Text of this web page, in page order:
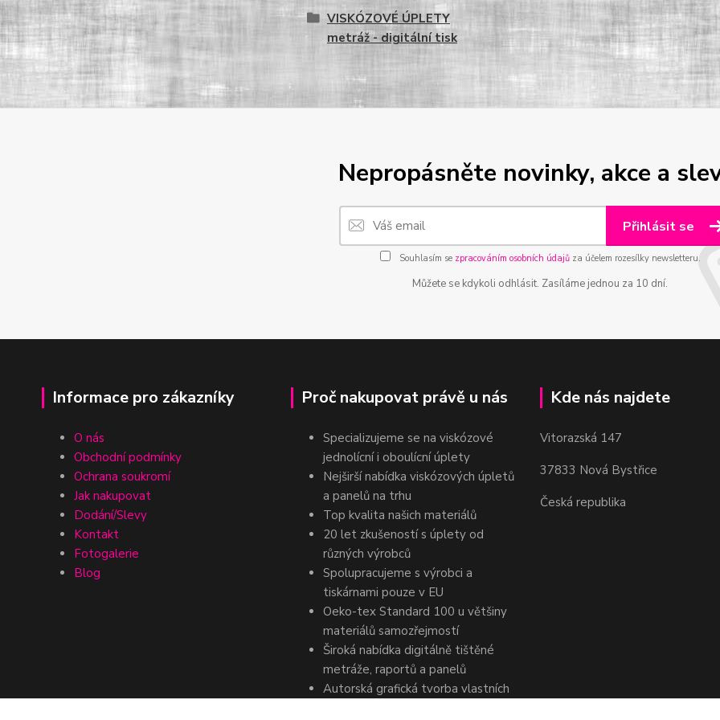
VISKÓZOVÉ ÚPLETY
metráž - digitální tisk
Nepropásněte novinky, akce a
Přihlásit se
Souhlasím se zpracováním osobních údajůza účelem rozesílky newsletteru.
Můžete se kdykoli odhlásit. Zasíláme jednou za 10 dní.
Informace pro zákazníky
O nás
Obchodní podmínky
Ochrana soukromí
Jak nakupovat
Dodání/Slevy
Kontakt
Fotogalerie
Blog
Proč nakupovat právě u nás
Specializujeme se na viskózové
jednolícní i oboulícní úplety
Nejširší nabídka viskózových úpletů
a panelů na trhu
Top kvalita našich materiálů
20 let zkušeností s úplety od
různých výrobců
Spolupracujeme s výrobci a
tiskárnami pouze v EU
Oeko-tex Standard 100 u většiny
materiálů samozřejmostí
Široká nabídka digitálně tištěné
metráže, raportů a panelů
Autorská grafická tvorba vlastních
Kde nás najdete
Vitorazská 147
37833 Nová Bystřice
Česká republika